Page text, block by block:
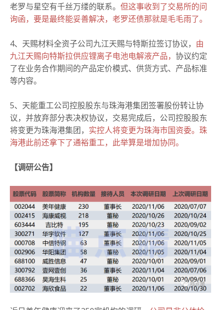
老罗与星空有千丝万缕的联系。 但这事收到了交易所的问
询函，要是最终能妥善解决，老罗还债那就是毛毛雨了。
4、天赐材料全资子公司九江天赐与特斯拉签订协议， 由
九江天赐向特斯拉供应锂离子电池电解液产品， 协议约定
了在业务合作期间的产品定价模式、供货方式、产品标准
等内容。
5、天能重工公司控股股东与珠海港集团签署股份转让协
议，并放弃部分表决权协议，交易完成后，公司控股股东
将变更为珠海港集团， 实控人将变更为珠海市国资委。 珠
海港此前还拿下了通裕重工，此举算是增加协同。
【调研公告】